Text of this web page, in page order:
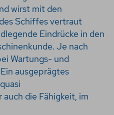
wirst mit den
Schiffes vertraut
Eindrücke in den
Je nach
Wartungs- und
Ein ausgeprägtes
die Fähigkeit, im